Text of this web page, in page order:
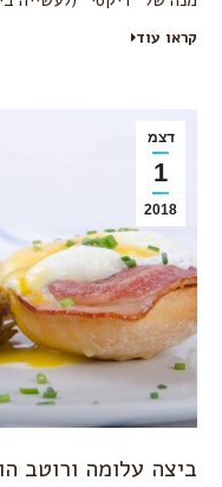
קראו עוד
דצמ
1
2018
ביצה עלומה ורוטב